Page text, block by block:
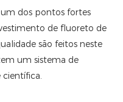
dos pontos fortes
de fluoreto de
são feitos neste
um sistema de